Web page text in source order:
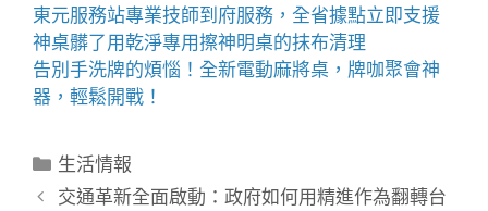
東元服務站專業技師到府服務，全省據點立即支援
神桌髒了用乾淨專用擦神明桌的抹布清理
告別手洗牌的煩惱！全新電動麻將桌 ，牌咖聚會神
器，輕鬆開戰！
分
類
生活情報
交通革新全面啟動：政府如何用精進作為翻轉台